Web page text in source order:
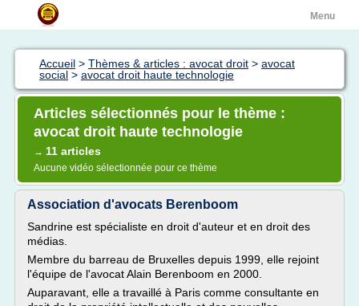
Menu
Accueil > Thèmes & articles : avocat droit > avocat
social > avocat droit haute technologie
Articles sélectionnés pour le thème :
avocat droit haute technologie
→ 11 articles
Aucune vidéo sélectionnée pour ce thème
Association d'avocats Berenboom
Sandrine est spécialiste en droit d'auteur et en droit des
médias.
Membre du barreau de Bruxelles depuis 1999, elle rejoint
l'équipe de l'avocat Alain Berenboom en 2000.
Auparavant, elle a travaillé à Paris comme consultante en